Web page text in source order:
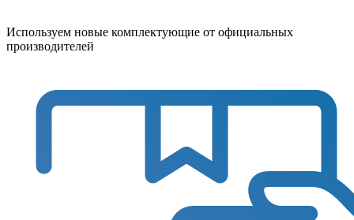
Используем новые комплектующие от официальных
производителей